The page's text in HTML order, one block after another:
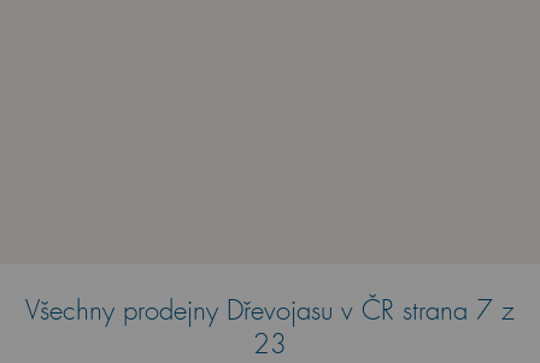
Všechny prodejny Dřevojasu v ČR strana 7 z
23